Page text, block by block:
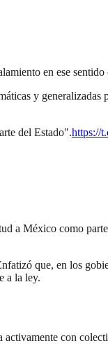
en ese sentido
y generalizadas
del Estado".https://
a México como
que, en los
a la ley.
con